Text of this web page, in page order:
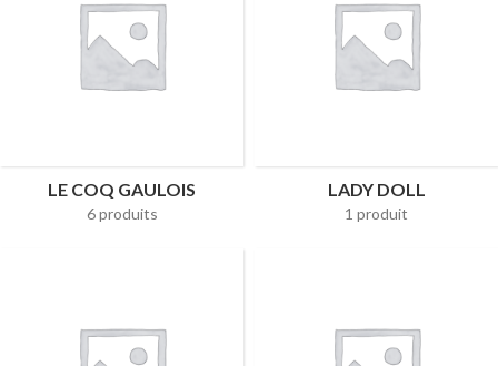
LE COQ GAULOIS
6 produits
LADY DOLL
1 produit